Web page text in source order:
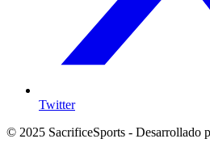
Twitter
© 2025 SacrificeSports - Desarrollado